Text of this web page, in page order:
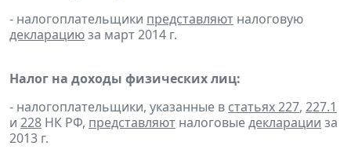
- налогоплательщики представляют налоговую
декларациюза март 2014 г.
Налог на доходы физических лиц:
- налогоплательщики, указанные в статьях 227, 227.1
и 228 НК РФ, представляют налоговыедекларации за
2013 г.